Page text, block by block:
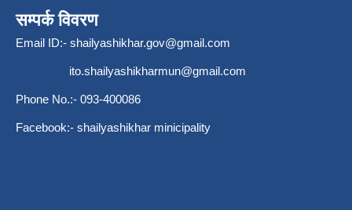
सम्पर्क विवरण
Email ID:- shailyashikhar.gov@gmail.com
ito.shailyashikharmun@gmail.com
Phone No.:- 093-400086
Facebook:- shailyashikhar minicipality